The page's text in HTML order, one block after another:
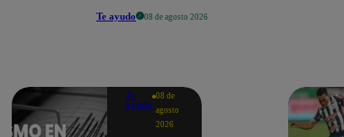
Te ayudo 08 de agosto 2026
Te
ayudo
08 de
agosto
2026